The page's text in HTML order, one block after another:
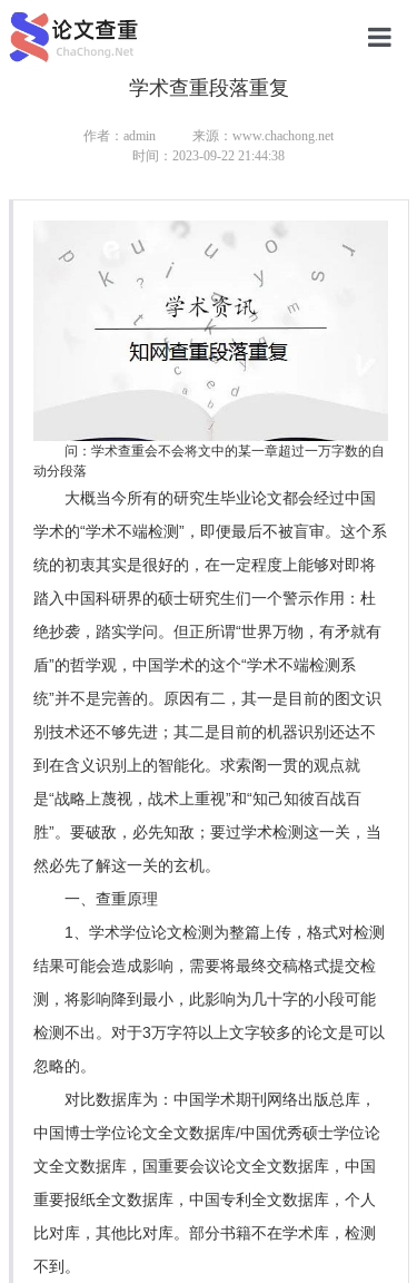
学术查重段落重复
作者：admin
来源：www.chachong.net
时间：2023-09-22 21:44:38
问：学术查重会不会将文中的某一章超过一万字数的自
动分段落
大概当今所有的研究生毕业论文都会经过中国
学术的“学术不端检测”，即便最后不被盲审。这个系
统的初衷其实是很好的，在一定程度上能够对即将
踏入中国科研界的硕士研究生们一个警示作用：杜
绝抄袭，踏实学问。但正所谓“世界万物，有矛就有
盾”的哲学观，中国学术的这个“学术不端检测系
统”并不是完善的。原因有二，其一是目前的图文识
别技术还不够先进；其二是目前的机器识别还达不
到在含义识别上的智能化。求索阁一贯的观点就
是“战略上蔑视，战术上重视”和“知己知彼百战百
胜”。要破敌，必先知敌；要过学术检测这一关，当
然必先了解这一关的玄机。
一、查重原理
1、学术学位论文检测为整篇上传，格式对检测
结果可能会造成影响，需要将最终交稿格式提交检
测，将影响降到最小，此影响为几十字的小段可能
检测不出。对于3万字符以上文字较多的论文是可以
忽略的。
对比数据库为：中国学术期刊网络出版总库，
中国博士学位论文全文数据库/中国优秀硕士学位论
文全文数据库，国重要会议论文全文数据库，中国
重要报纸全文数据库，中国专利全文数据库，个人
比对库，其他比对库。部分书籍不在学术库，检测
不到。